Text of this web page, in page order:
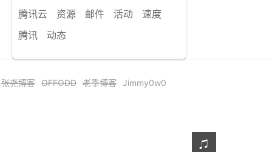
腾讯云
资源 邮件 活动
速度
腾讯
动态
张尧博客 OFFODD 老季博客 Jimmy0w0